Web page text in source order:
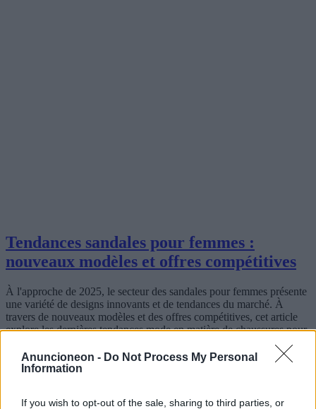
Anuncioneon - Do Not Process My Personal
Information
If you wish to opt-out of the sale, sharing to third parties, or
Tendances sandales pour femmes :
nouveaux modèles et offres compétitives
À l'approche de 2025, le secteur des sandales pour femmes présente
une variété de designs innovants et de tendances du marché. À
travers de nouveaux modèles et des offres compétitives, cet article
explore les dernières tendances mode en matière de chaussures pour
femmes et examine les tendances d'achat géographiques, offrant un
aperçu du style et de la valeur.